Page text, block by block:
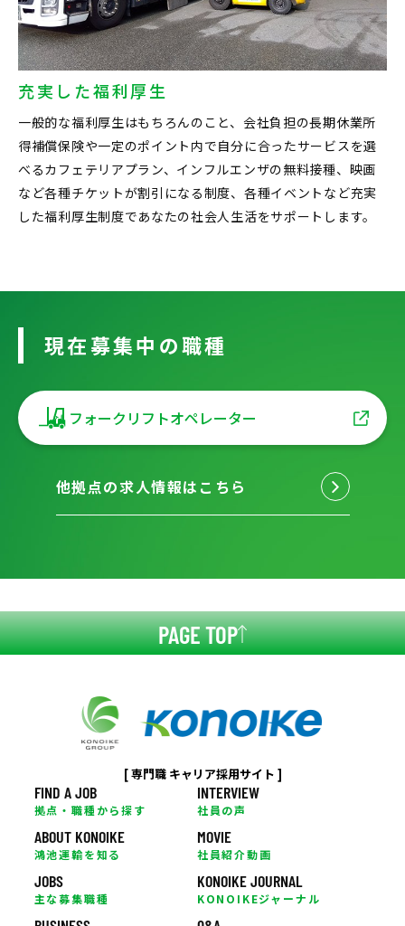
充実した福利厚生
一般的な福利厚生はもちろんのこと、会社負担の長期休業所
得補償保険や一定のポイント内で自分に合ったサービスを選
べるカフェテリアプラン、インフルエンザの無料接種、映画
など各種チケットが割引になる制度、各種イベントなど充実
した福利厚生制度であなたの社会人生活をサポートします。
現在募集中の職種
フォークリフトオペレーター
他拠点の求人情報はこちら
PAGE TOP
[ 専門職 キャリア採用サイト ]
FIND A JOB
拠点・職種から探す
ABOUT KONOIKE
鴻池運輸を知る
JOBS
主な募集職種
INTERVIEW
社員の声
MOVIE
社員紹介動画
KONOIKE JOURNAL
KONOIKEジャーナル